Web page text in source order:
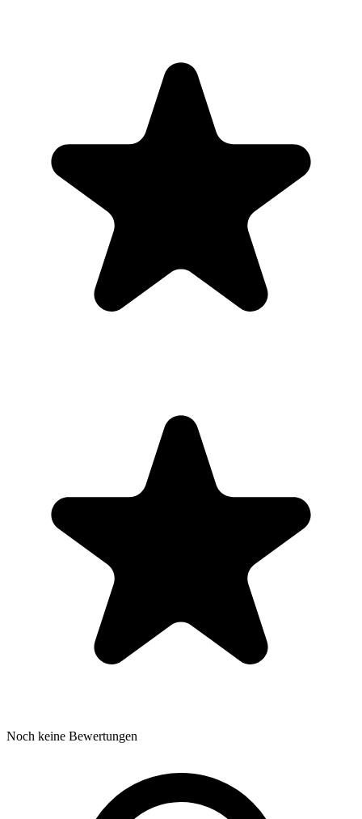
Noch keine Bewertungen